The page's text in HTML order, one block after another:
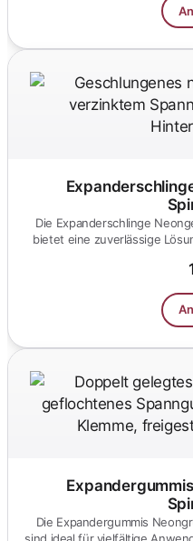
Die Expanderschlinge
bietet eine zuverlässige
Die Expandergummis
sind ideal für vielfältige